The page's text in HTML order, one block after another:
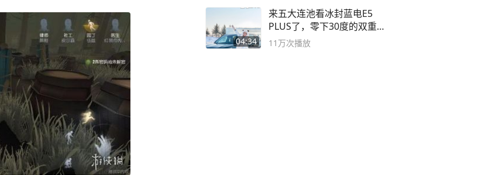
04:34
来五大连池看冰封蓝电E5
PLUS了，零下30度的双重冰
封40小时全录
11万次播放